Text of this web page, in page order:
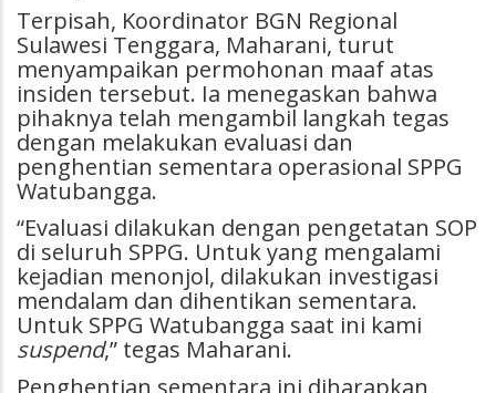
Terpisah, Koordinator BGN Regional
Sulawesi Tenggara, Maharani, turut
menyampaikan permohonan maaf atas
insiden tersebut. Ia menegaskan bahwa
pihaknya telah mengambil langkah tegas
dengan melakukan evaluasi dan
penghentian sementara operasional SPPG
Watubangga.
“Evaluasi dilakukan dengan pengetatan SOP
di seluruh SPPG. Untuk yang mengalami
kejadian menonjol, dilakukan investigasi
mendalam dan dihentikan sementara.
Untuk SPPG Watubangga saat ini kami
suspend,” tegas Maharani.
Penghentian sementara ini diharapkan